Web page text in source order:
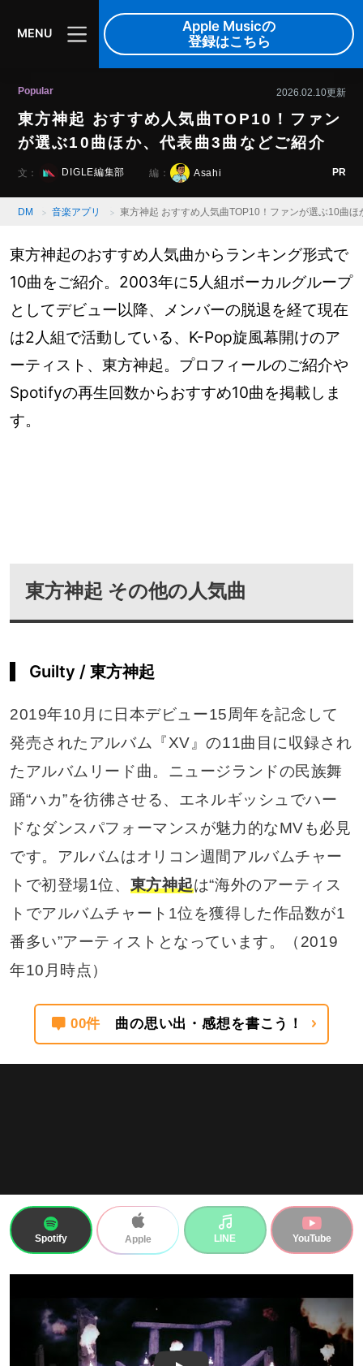
MENU
Apple Musicの
登録はこちら
Popular 2026.02.10更新
東方神起 おすすめ人気曲TOP10！ファン
が選ぶ10曲ほか、代表曲3曲などご紹介
文： DIGLE編集部 編： Asahi PR
DM 音楽アプリ 東方神起 おすすめ人気曲TOP10！ファンが選ぶ10曲
東方神起のおすすめ人気曲からランキング形式で
10曲をご紹介。2003年に5人組ボーカルグループ
としてデビュー以降、メンバーの脱退を経て現在
は2人組で活動している、K-Pop旋風幕開けのア
ーティスト、東方神起。プロフィールのご紹介や
Spotifyの再生回数からおすすめ10曲を掲載しま
す。
東方神起 その他の人気曲
Guilty / 東方神起
2019年10月に日本デビュー15周年を記念して
発売されたアルバム『XV』の11曲目に収録され
たアルバムリード曲。ニュージランドの民族舞
踊“ハカ”を彷彿させる、エネルギッシュでハー
ドなダンスパフォーマンスが魅力的なMVも必見
です。アルバムはオリコン週間アルバムチャー
トで初登場1位、 東方神起は“海外のアーティス
トでアルバムチャート1位を獲得した作品数が1
番多い”アーティストとなっています。（2019
年10月時点）
00件 曲の思い出・感想を書こう！
Spotify Apple LINE YouTube